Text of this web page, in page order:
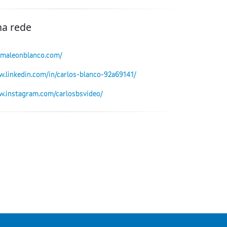
rede
in/carlos-blanco-92a69141/
carlosbsvideo/